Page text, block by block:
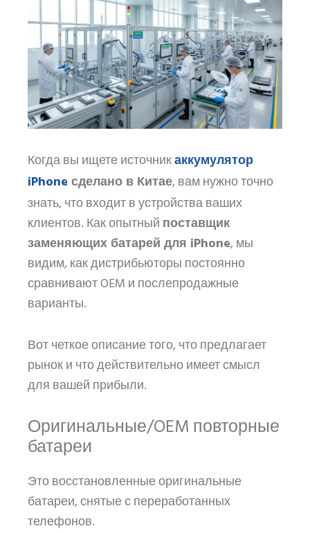
Когда вы ищете источникаккумулятор
iPhone сделано в Китае, вам нужно точно
знать, что входит в устройства ваших
клиентов. Как опытный поставщик
заменяющих батарей для iPhone, мы
видим, как дистрибьюторы постоянно
сравнивают OEM и послепродажные
варианты.
Вот четкое описание того, что предлагает
рынок и что действительно имеет смысл
для вашей прибыли.
Оригинальные/OEM повторные
батареи
Это восстановленные оригинальные
батареи, снятые с переработанных
телефонов.